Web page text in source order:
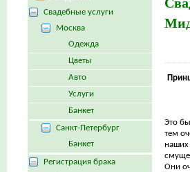
Это
тем
наших
Они
Свадебные услуги
Москва
Одежда
Цветы
Авто
Услуги
Банкет
Санкт-Петербург
Банкет
Регистрация брака